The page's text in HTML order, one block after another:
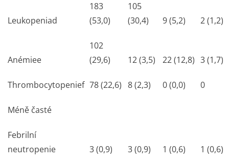
Leukopeniad
183
(53,0)
105
(30,4)
9 (5,2) 2 (1,2)
Anémiee
102
(29,6)
12 (3,5) 22 (12,8) 3 (1,7)
Thrombocytopenief 78 (22,6) 8 (2,3) 0 (0,0) 0
Méně časté
Febrilní
neutropenie
3 (0,9) 3 (0,9) 1 (0,6) 1 (0,6)